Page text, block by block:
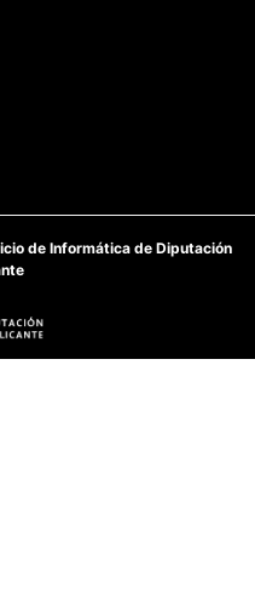
de Informática de Diputación